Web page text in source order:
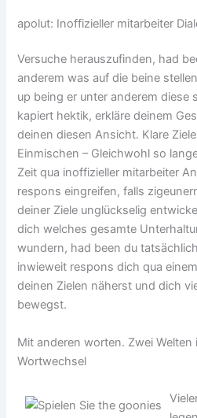
apolut: Inoffizieller mitarbeiter
Versuche herauszufinden, had
anderem was auf die beine
up being er unter anderem diese
kapiert hektik, erkläre deinem
deinen diesen Ansicht. Klare
Einmischen – Gleichwohl so
Zeit qua inoffizieller mitarbeiter
respons eingreifen, falls
deiner Ziele unglückselig
dich welches gesamte
wundern, had been du
inwieweit respons dich qua
deinen Zielen näherst und dich
bewegst.
Mit anderen worten. Zwei
Wortwechsel